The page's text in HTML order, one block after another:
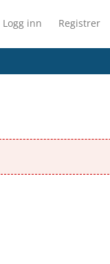
Logg inn Registrer